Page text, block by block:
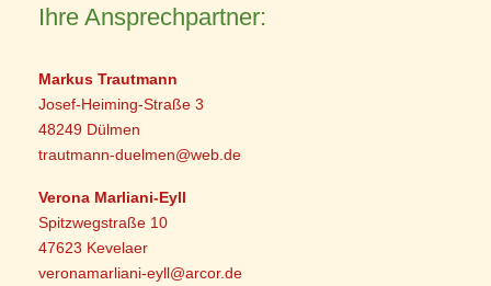
Ihre Ansprechpartner:
Markus Trautmann
Josef-Heiming-Straße 3
48249 Dülmen
trautmann-duelmen@web.de
Verona Marliani-Eyll
Spitzwegstraße 10
47623 Kevelaer
veronamarliani-eyll@arcor.de